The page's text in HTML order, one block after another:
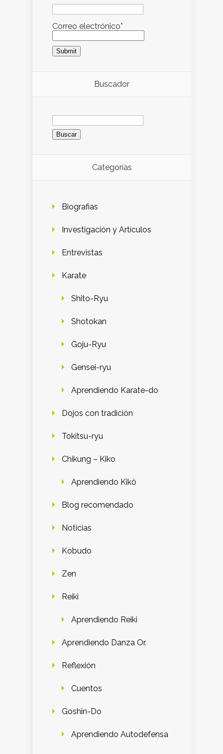
Correo electrónico*
Buscador
Buscar:
Categorías
Biografias
Investigación y Artículos
Entrevistas
Karate
Shito-Ryu
Shotokan
Goju-Ryu
Gensei-ryu
Aprendiendo Karate-do
Dojos con tradición
Tokitsu-ryu
Chikung – Kiko
Aprendiendo Kikô
Blog recomendado
Noticias
Kobudo
Zen
Reiki
Aprendiendo Reiki
Aprendiendo Danza Or.
Reflexión
Cuentos
Goshin-Do
Aprendiendo Autodefensa